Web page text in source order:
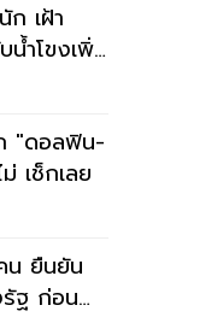
ก เฝ้า
ำโขงเพิ่ม
"ดอลฟิน-
เช็กเลย
น ยืนยัน
ฐ ก่อน